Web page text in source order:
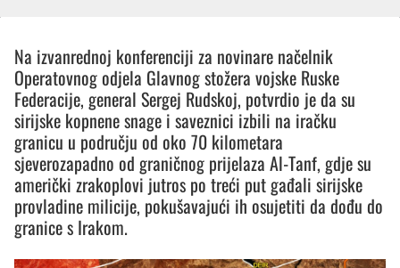
Na izvanrednoj konferenciji za novinare načelnik
Operatovnog odjela Glavnog stožera vojske Ruske
Federacije, general Sergej Rudskoj, potvrdio je da su
sirijske kopnene snage i saveznici izbili na iračku
granicu u području od oko 70 kilometara
sjeverozapadno od graničnog prijelaza Al-Tanf, gdje su
američki zrakoplovi jutros po treći put gađali sirijske
provladine milicije, pokušavajući ih osujetiti da dođu do
granice s Irakom.